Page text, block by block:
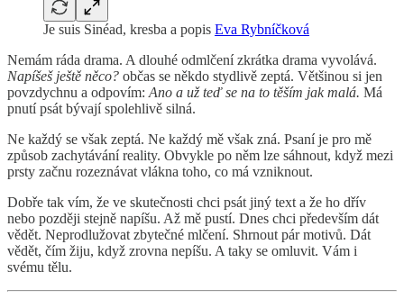
Je suis Sinéad, kresba a popis Eva Rybníčková
Nemám ráda drama. A dlouhé odmlčení zkrátka drama vyvolává.
Napíšeš ještě něco? občas se někdo stydlivě zeptá. Většinou si jen
povzdychnu a odpovím: Ano a už teď se na to těším jak malá. Má
pnutí psát bývají spolehlivě silná.
Ne každý se však zeptá. Ne každý mě však zná. Psaní je pro mě
způsob zachytávání reality. Obvykle po něm lze sáhnout, když mezi
prsty začnu rozeznávat vlákna toho, co má vzniknout.
Dobře tak vím, že ve skutečnosti chci psát jiný text a že ho dřív
nebo později stejně napíšu. Až mě pustí. Dnes chci především dát
vědět. Neprodlužovat zbytečné mlčení. Shrnout pár motivů. Dát
vědět, čím žiju, když zrovna nepíšu. A taky se omluvit. Vám i
svému tělu.